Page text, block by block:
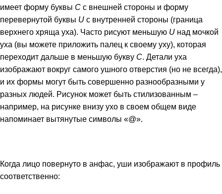
имеет форму буквы С с внешней стороны и форму
перевернутой буквы U с внутренней стороны (граница
верхнего хряща уха). Часто рисуют меньшую U над мочкой
уха (вы можете приложить палец к своему уху), которая
переходит дальше в меньшую букву С. Детали уха
изображают вокруг самого ушного отверстия (но не всегда),
и их формы могут быть совершенно разнообразными у
разных людей. Рисунок может быть стилизованным –
например, на рисунке внизу ухо в своем общем виде
напоминает вытянутые символы «@».
Когда лицо повернуто в анфас, уши изображают в профиль
соответственно: